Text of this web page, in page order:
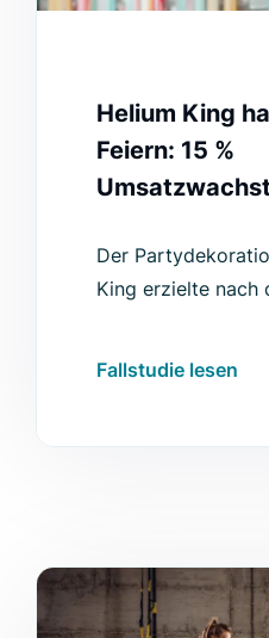
Helium King
Feiern: 15 %
Der
King erzielte nach
Fallstudie lesen